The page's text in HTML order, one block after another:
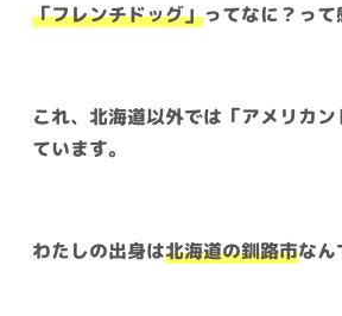
「フレンチドッグ」ってなに？って
これ、北海道以外では「アメリカ
ています。
わたしの出身は北海道の釧路市なん